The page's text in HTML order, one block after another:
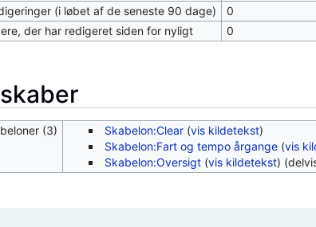
(i løbet af de seneste 90 dage)
0
der har redigeret siden for nyligt
0
(3) Skabelon:Clear (vis kildetekst)
Skabelon:Fart og tempo årgange (vis
Skabelon:Oversigt (vis kildetekst)